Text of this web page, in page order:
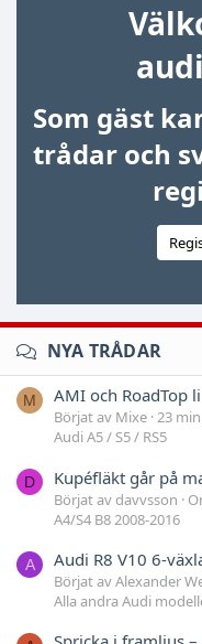
Som gäst
trådar och
NYA TRÅDAR
M AMI och RoadTop
Börjat av Mixe 23
Audi A5 / S5 / RS5
D Kupéfläkt går på
Börjat av davvsson
A4/S4 B8 2008-2016
A Audi R8 V10 6-
Börjat av Alexander
Alla andra Audi